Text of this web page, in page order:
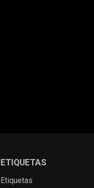
ETIQUETAS
Etiquetas